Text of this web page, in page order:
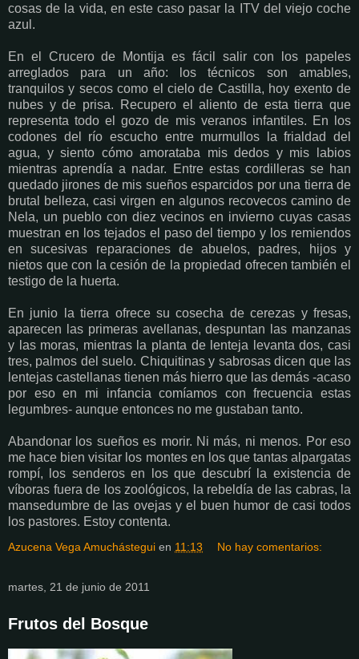
cosas de la vida, en este caso pasar la ITV del viejo coche
azul.
En el Crucero de Montija es fácil salir con los papeles
arreglados para un año: los técnicos son amables,
tranquilos y secos como el cielo de Castilla, hoy exento de
nubes y de prisa. Recupero el aliento de esta tierra que
representa todo el gozo de mis veranos infantiles. En los
codones del río escucho entre murmullos la frialdad del
agua, y siento cómo amorataba mis dedos y mis labios
mientras aprendía a nadar. Entre estas cordilleras se han
quedado jirones de mis sueños esparcidos por una tierra de
brutal belleza, casi virgen en algunos recovecos camino de
Nela, un pueblo con diez vecinos en invierno cuyas casas
muestran en los tejados el paso del tiempo y los remiendos
en sucesivas reparaciones de abuelos, padres, hijos y
nietos que con la cesión de la propiedad ofrecen también el
testigo de la huerta.
En junio la tierra ofrece su cosecha de cerezas y fresas,
aparecen las primeras avellanas, despuntan las manzanas
y las moras, mientras la planta de lenteja levanta dos, casi
tres, palmos del suelo. Chiquitinas y sabrosas dicen que las
lentejas castellanas tienen más hierro que las demás -acaso
por eso en mi infancia comíamos con frecuencia estas
legumbres- aunque entonces no me gustaban tanto.
Abandonar los sueños es morir. Ni más, ni menos. Por eso
me hace bien visitar los montes en los que tantas alpargatas
rompí, los senderos en los que descubrí la existencia de
víboras fuera de los zoológicos, la rebeldía de las cabras, la
mansedumbre de las ovejas y el buen humor de casi todos
los pastores. Estoy contenta.
Azucena Vega Amuchástegui en 11:13 No hay comentarios:
martes, 21 de junio de 2011
Frutos del Bosque